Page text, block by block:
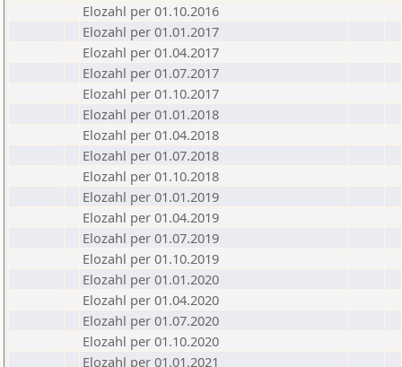
Elozahl per 01.10.2016
Elozahl per 01.01.2017
Elozahl per 01.04.2017
Elozahl per 01.07.2017
Elozahl per 01.10.2017
Elozahl per 01.01.2018
Elozahl per 01.04.2018
Elozahl per 01.07.2018
Elozahl per 01.10.2018
Elozahl per 01.01.2019
Elozahl per 01.04.2019
Elozahl per 01.07.2019
Elozahl per 01.10.2019
Elozahl per 01.01.2020
Elozahl per 01.04.2020
Elozahl per 01.07.2020
Elozahl per 01.10.2020
Elozahl per 01.01.2021